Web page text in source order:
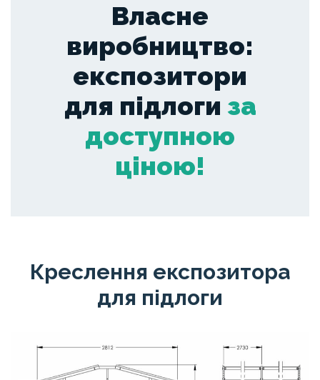
Власне
виробництво:
експозитори
для підлоги за
доступною
ціною!
Креслення експозитора
для підлоги